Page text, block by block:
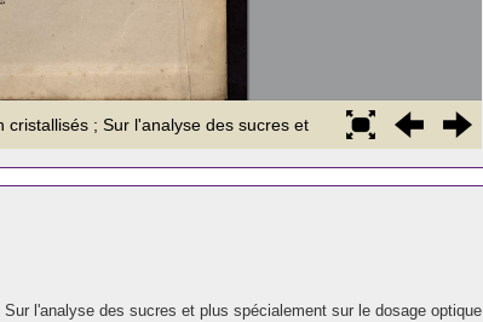
l'analyse des sucres et plus spécialement sur le dosage optique